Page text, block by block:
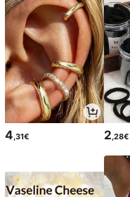
4 ,31€ 2 ,28€